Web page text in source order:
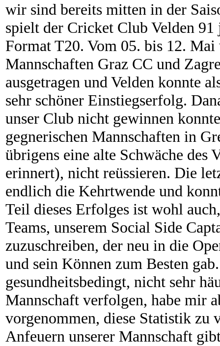
wir sind bereits mitten in der
spielt der Cricket Club Velden
Format T20. Vom 05. bis 12.
Mannschaften Graz CC und
ausgetragen und Velden konnte
sehr schöner Einstiegserfolg.
unser Club nicht gewinnen
gegnerischen Mannschaften in
übrigens eine alte Schwäche des
erinnert), nicht reüssieren. Die
endlich die Kehrtwende und
Teil dieses Erfolges ist wohl
Teams, unserem Social Side
zuzuschreiben, der neu in die
und sein Können zum Besten
gesundheitsbedingt, nicht sehr
Mannschaft verfolgen, habe mir
vorgenommen, diese Statistik zu
Anfeuern unserer Mannschaft